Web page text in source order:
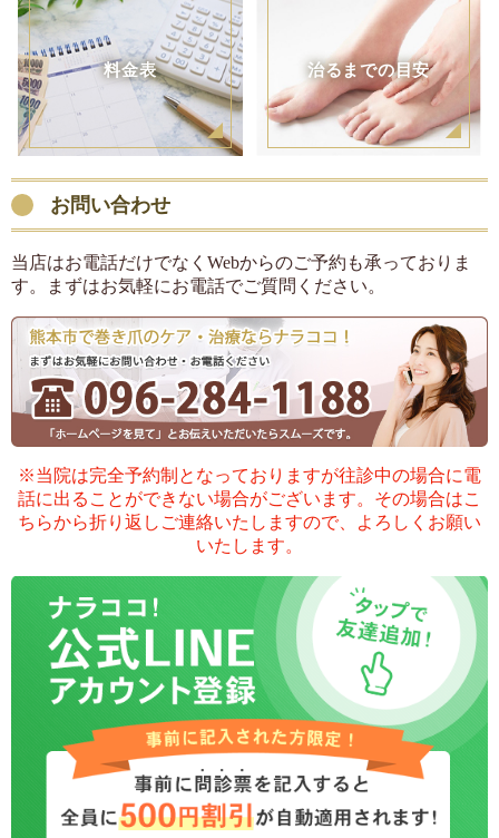
料金表 治るまでの目安
お問い合わせ
当店はお電話だけでなくWebからのご予約も承っておりま
す。まずはお気軽にお電話でご質問ください。
※当院は完全予約制となっておりますが往診中の場合に電
話に出ることができない場合がございます。 その場合はこ
ちらから折り返しご連絡いたしますので、よろしくお願い
いたします。
ご希望のお問い合わせ方法を
お選びください
電話でお問い合わせ
LINEでお問い合わせ